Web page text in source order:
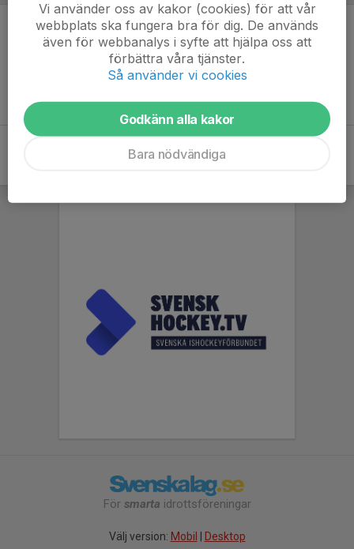
Inget referat skrivet
För smarta idrottsföreningar
Välj version: Mobil Desktop
Vi använder oss av kakor (cookies) för att vår
webbplats ska fungera bra för dig. De används
även för webbanalys i syfte att hjälpa oss att
förbättra våra tjänster.
Så använder vi cookies
Godkänn alla kakor
Bara nödvändiga